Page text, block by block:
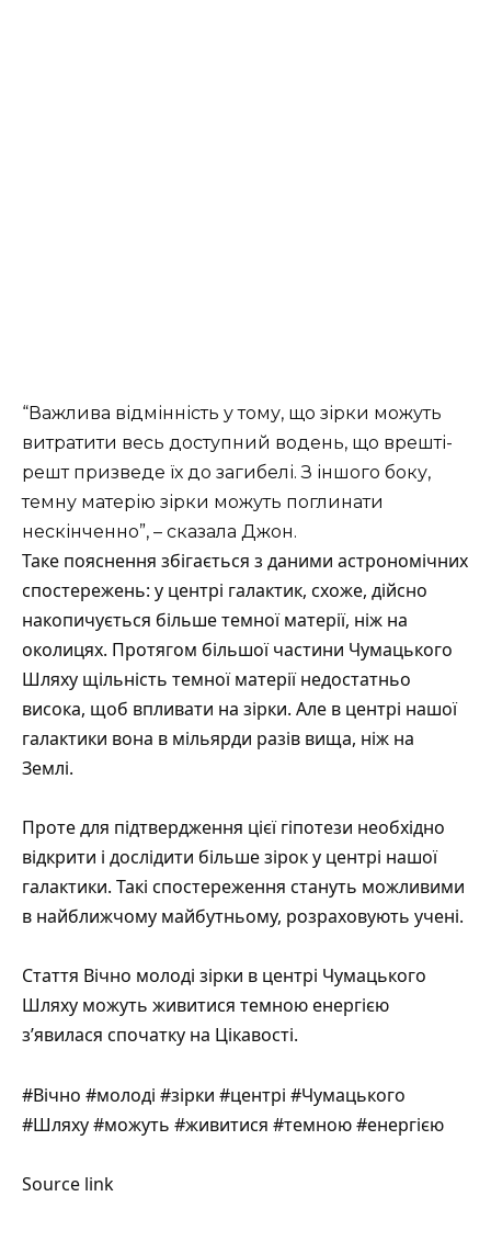
“Важлива відмінність у тому, що зірки можуть
витратити весь доступний водень, що врешті-
решт призведе їх до загибелі. З іншого боку,
темну матерію зірки можуть поглинати
нескінченно”, – сказала Джон.
Таке пояснення збігається з даними астрономічних
спостережень: у центрі галактик, схоже, дійсно
накопичується більше темної матерії, ніж на
околицях. Протягом більшої частини Чумацького
Шляху щільність темної матерії недостатньо
висока, щоб впливати на зірки. Але в центрі нашої
галактики вона в мільярди разів вища, ніж на
Землі.
Проте для підтвердження цієї гіпотези необхідно
відкрити і дослідити більше зірок у центрі нашої
галактики. Такі спостереження стануть можливими
в найближчому майбутньому, розраховують учені.
Стаття Вічно молоді зірки в центрі Чумацького
Шляху можуть живитися темною енергією
з’явилася спочатку на Цікавості.
#Вічно #молоді #зірки #центрі #Чумацького
#Шляху #можуть #живитися #темною #енергією
Source link